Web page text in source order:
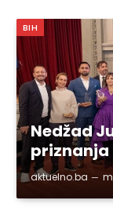
BIH
Nedžad
priznanja
aktuelno.ba